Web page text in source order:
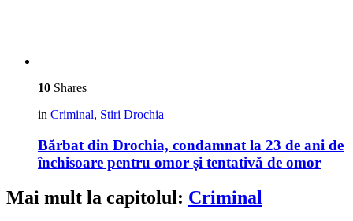
10 Shares
in Criminal, Stiri Drochia
Bărbat din Drochia, condamnat la 23 de ani de
închisoare pentru omor și tentativă de omor
Mai mult la capitolul: Criminal